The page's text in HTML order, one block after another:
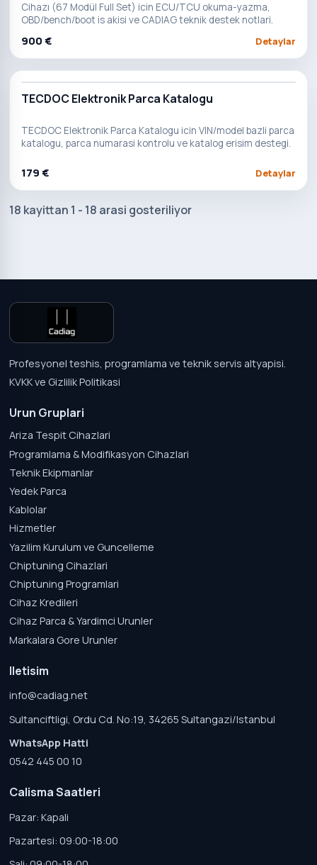
Cihazı (67 Modül Full Set) icin ECU/TCU okuma-yazma,
OBD/bench/boot is akisi ve CADIAG teknik destek notlari.
900 € Detaylar
TECDOC Elektronik Parca Katalogu
TECDOC Elektronik Parca Katalogu icin VIN/model bazli parca
katalogu, parca numarasi kontrolu ve katalog erisim destegi.
179 € Detaylar
18 kayittan 1 - 18 arasi gosteriliyor
Profesyonel teshis, programlama ve teknik servis altyapisi.
KVKK ve Gizlilik Politikasi
Urun Gruplari
Ariza Tespit Cihazlari
Programlama & Modifikasyon Cihazlari
Teknik Ekipmanlar
Yedek Parca
Kablolar
Hizmetler
Yazilim Kurulum ve Guncelleme
Chiptuning Cihazlari
Chiptuning Programlari
Cihaz Kredileri
Cihaz Parca & Yardimci Urunler
Markalara Gore Urunler
Iletisim
info@cadiag.net
Sultanciftligi, Ordu Cd. No:19, 34265 Sultangazi/Istanbul
WhatsApp Hatti
0542 445 00 10
Calisma Saatleri
Pazar: Kapali
Pazartesi: 09:00-18:00